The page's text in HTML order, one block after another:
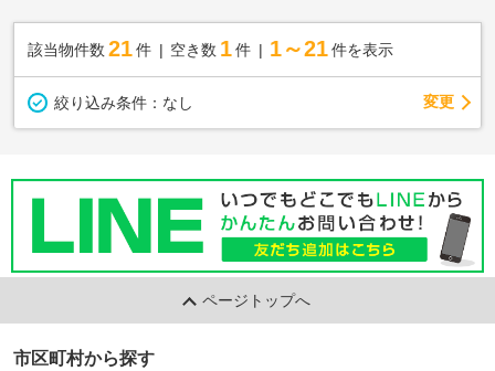
該当物件数 21件 空き数 1 件 1～21 件を表示
絞り込み条件： なし 変更
ページトップへ
市区町村から探す